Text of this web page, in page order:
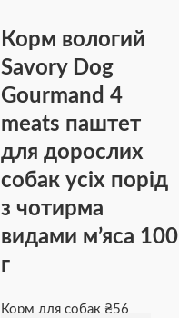
Корм вологий
Savory Dog
Gourmand 4
meats паштет
для дорослих
собак усіх порід
з чотирма
видами м’яса 100
г
Корм для собак ₴56